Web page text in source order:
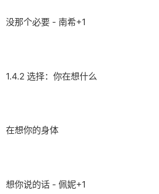
没那个必要 - 南希+1
1.4.2 选择：你在想什么
在想你的身体
想你说的话 - 佩妮+1